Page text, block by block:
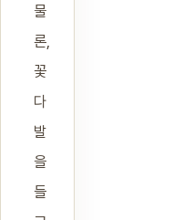
물
론,
꽃
다
발
을
들